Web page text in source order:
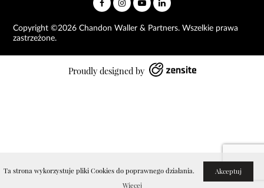
Ta strona wykorzystuje pliki Cookies do poprawnego działania.
Akceptuj
Więcej
Copyright ©2026 Chandon Waller & Partners. Wszelkie prawa
zastrzeżone.
Proudly designed by